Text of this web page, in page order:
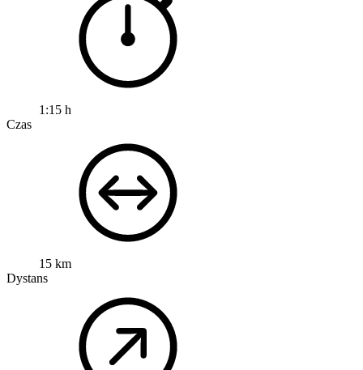
1:15 h
Czas
15 km
Dystans